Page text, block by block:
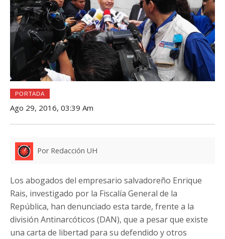
PORTADA
Ago 29, 2016, 03:39 Am
Por Redacción UH
Los abogados del empresario salvadoreño Enrique
Rais, investigado por la Fiscalía General de la
República, han denunciado esta tarde, frente a la
división Antinarcóticos (DAN), que a pesar que existe
una carta de libertad para su defendido y otros